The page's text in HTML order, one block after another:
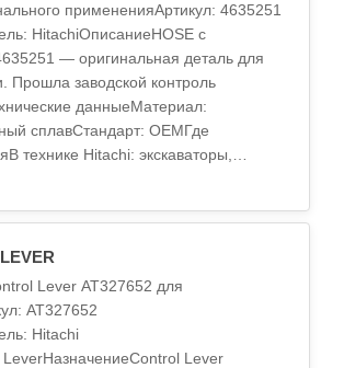
примененияАртикул: 4635251
HitachiОписаниеHOSE с
— оригинальная деталь для
Прошла заводской контроль
данныеМатериал:
сплавСтандарт: OEMГде
технике Hitachi: экскаваторы,
Lever AT327652 для
AT327652
Hitachi
Lever